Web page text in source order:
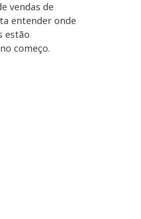
vendas de
entender onde
estão
começo.